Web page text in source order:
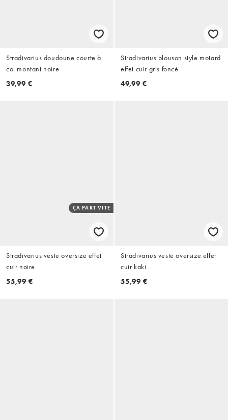
Stradivarius doudoune courte à
col montant noire
39,99 €
Stradivarius blouson style motard
effet cuir gris foncé
49,99 €
ÇA PART VITE
Stradivarius veste oversize effet
cuir noire
55,99 €
Stradivarius veste oversize effet
cuir kaki
55,99 €